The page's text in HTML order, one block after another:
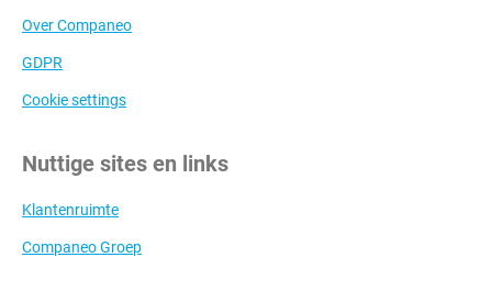
Over Companeo
GDPR
Cookie settings
Nuttige sites en links
Klantenruimte
Companeo Groep